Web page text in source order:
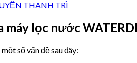
THANH TRÌ
lọc nước
số vấn đề sau đây: